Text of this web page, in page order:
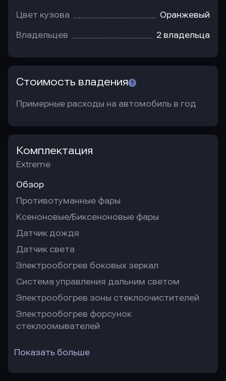
Цвет кузова Оранжевый
Владельцев 2 владельца
Стоимость владения
Примерные расходы на автомобиль в год
Комплектация
Extreme
Обзор
Противотуманные фары
Ксеноновые/Биксеноновые фары
Датчик дождя
Датчик света
Электрообогрев боковых зеркал
Система управления дальним светом
Электрообогрев зоны стеклоочистителей
Электрообогрев форсунок
стеклоомывателей
Показать больше